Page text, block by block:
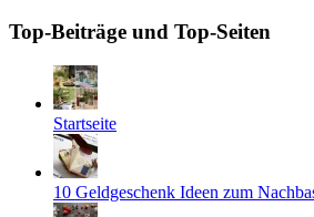
Top-Beiträge und Top-Seiten
Startseite
10 Geldgeschenk Ideen zum